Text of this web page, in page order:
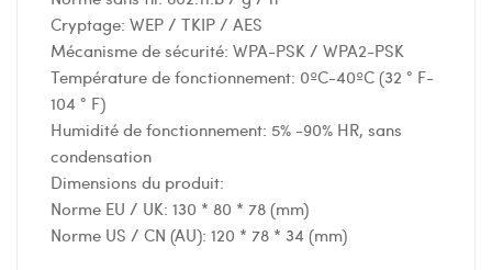
Cryptage: WEP / TKIP / AES
Mécanisme de sécurité: WPA-PSK / WPA2-PSK
Température de fonctionnement: 0ºC-40ºC (32 ° F-
104 ° F)
Humidité de fonctionnement: 5% -90% HR, sans
condensation
Dimensions du produit:
Norme EU / UK: 130 * 80 * 78 (mm)
Norme US / CN (AU): 120 * 78 * 34 (mm)